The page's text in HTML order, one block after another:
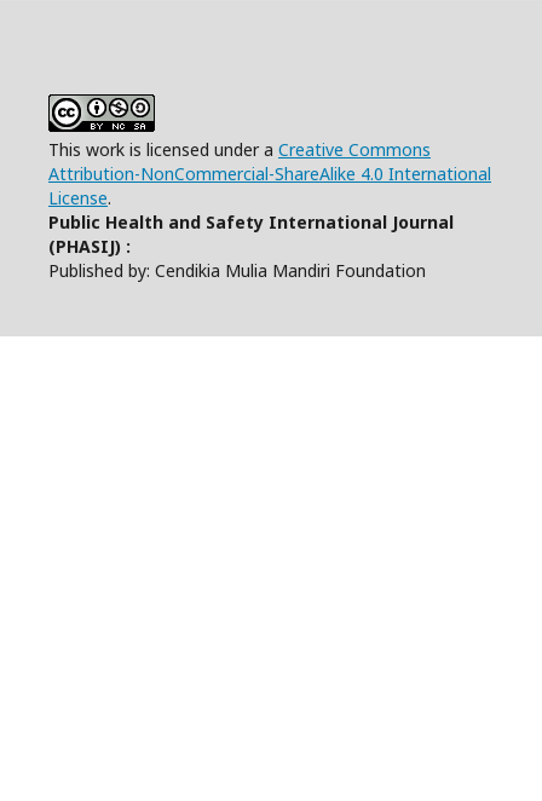
This work is licensed under a Creative Commons
Attribution-NonCommercial-ShareAlike 4.0 International
License.
Public Health and Safety International Journal
(PHASIJ) :
Published by: Cendikia Mulia Mandiri Foundation